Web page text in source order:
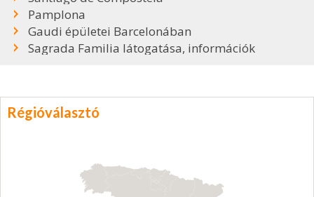
Pamplona
Gaudi épületei Barcelonában
Sagrada Familia látogatása, információk
Régióválasztó